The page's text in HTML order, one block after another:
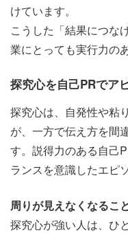
けています。
こうした「結果につな
業にとっても実行力の
探究心を自己PRでア
探究心は、自発性や粘
が、一方で伝え方を間
す。説得力のある自己
ランスを意識したエピ
周りが見えなくなるこ
探究心が強い人は、ひ